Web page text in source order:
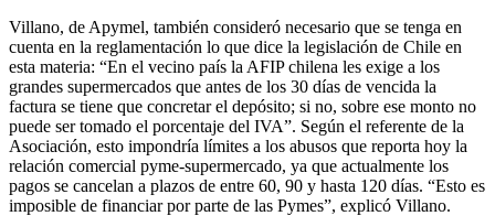
Villano, de Apymel, también consideró necesario que se tenga en
cuenta en la reglamentación lo que dice la legislación de Chile en
esta materia: “En el vecino país la AFIP chilena les exige a los
grandes supermercados que antes de los 30 días de vencida la
factura se tiene que concretar el depósito; si no, sobre ese monto no
puede ser tomado el porcentaje del IVA”. Según el referente de la
Asociación, esto impondría límites a los abusos que reporta hoy la
relación comercial pyme-supermercado, ya que actualmente los
pagos se cancelan a plazos de entre 60, 90 y hasta 120 días. “Esto es
imposible de financiar por parte de las Pymes”, explicó Villano.